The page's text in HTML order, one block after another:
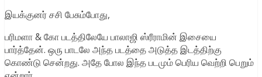
இயக்குனர் சசி பேசும்போது,
பரிமளா & கோ படத்திலேயே பாலாஜி ஸ்ரீராமின் இசையை
பார்த்தேன். ஒரு பாடலே அந்த படத்தை அடுத்த இடத்திற்கு
கொண்டு சென்றது. அதே போல இந்த படமும் பெரிய வெற்றி பெறும்